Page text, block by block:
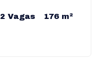
2 Vagas 176 m²